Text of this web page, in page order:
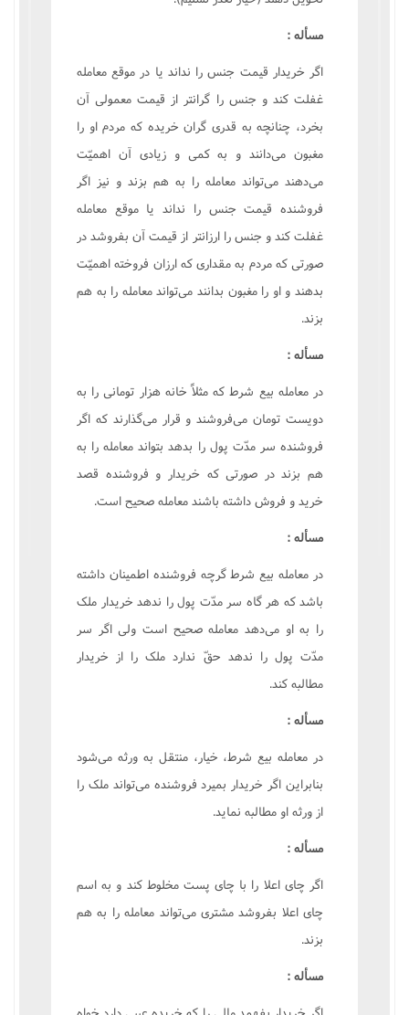
مسأله :
اگر خريدار قيمت جنس را نداند يا در موقع معامله
غفلت کند و جنس را گرانتر از قيمت معمولى آن
بخرد، چنانچه به قدرى گران خريده که مردم او را
مغبون مى‌دانند و به کمى و زيادى آن اهميّت
مى‌دهند مى‌تواند معامله را به هم بزند و نيز اگر
فروشنده قيمت جنس را نداند يا موقع معامله
غفلت کند و جنس را ارزانتر از قيمت آن بفروشد در
صورتى که مردم به مقدارى که ارزان فروخته اهميّت
بدهند و او را مغبون بدانند مى‌تواند معامله را به هم
بزند.
مسأله :
در معامله بيع شرط که مثلاً خانه هزار تومانى را به
دويست تومان مى‌فروشند و قرار مى‌گذارند که اگر
فروشنده سر مدّت پول را بدهد بتواند معامله را به
هم بزند در صورتى که خريدار و فروشنده قصد
خريد و فروش داشته باشند معامله صحيح است.
مسأله :
در معامله بيع شرط گرچه فروشنده اطمينان داشته
باشد که هر گاه سر مدّت پول را ندهد خريدار ملک
را به او مى‌دهد معامله صحيح است ولى اگر سر
مدّت پول را ندهد حقّ ندارد ملک را از خريدار
مطالبه کند.
مسأله :
در معامله بيع شرط، خيار، منتقل به ورثه مى‌شود
بنابراين اگر خريدار بميرد فروشنده مى‌تواند ملک را
از ورثه او مطالبه نمايد.
مسأله :
اگر چاى اعلا را با چاى پست مخلوط کند و به اسم
چاى اعلا بفروشد مشترى مى‌تواند معامله را به هم
بزند.
مسأله :